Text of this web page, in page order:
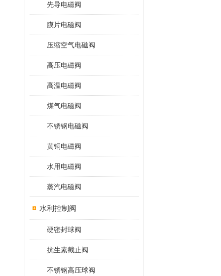
先导电磁阀
膜片电磁阀
压缩空气电磁阀
高压电磁阀
高温电磁阀
煤气电磁阀
不锈钢电磁阀
黄铜电磁阀
水用电磁阀
蒸汽电磁阀
水利控制阀
硬密封球阀
抗生素截止阀
不锈钢高压球阀